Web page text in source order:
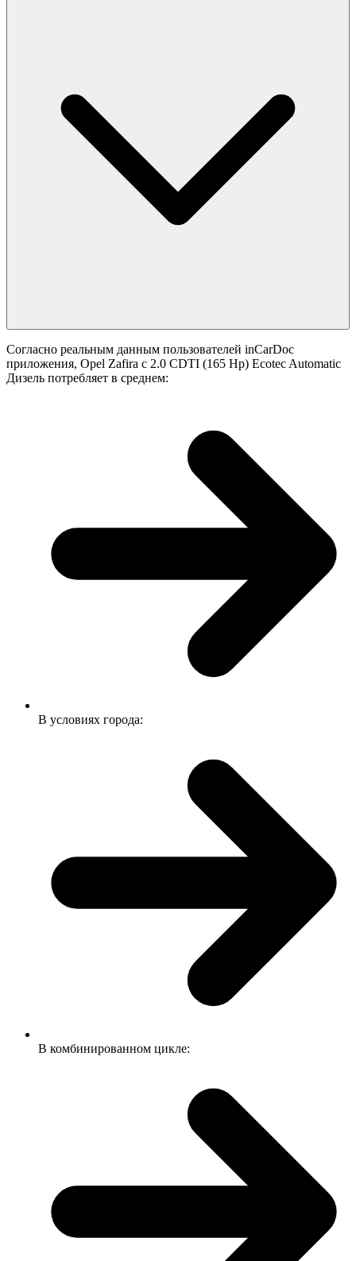
Согласно реальным данным пользователей inCarDoc
приложения, Opel Zafira с 2.0 CDTI (165 Hp) Ecotec Automatic
Дизель потребляет в среднем:
В условиях города:
В комбинированном цикле: